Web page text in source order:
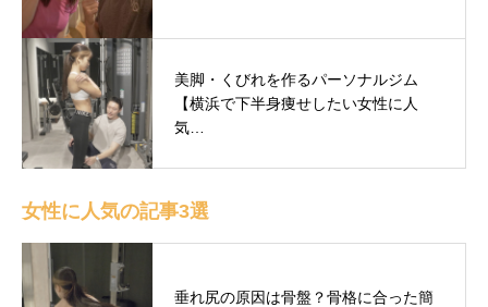
美脚・くびれを作るパーソナルジム
【横浜で下半身痩せしたい女性に人
気…
女性に人気の記事3選
垂れ尻の原因は骨盤？骨格に合った簡